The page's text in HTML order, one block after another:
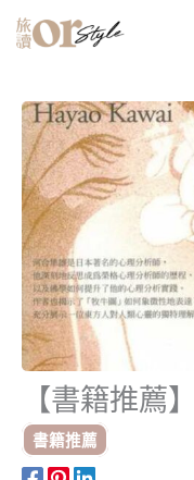
【書籍推薦
書籍推薦